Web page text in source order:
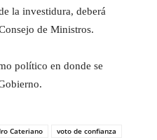
la investidura, deberá
de Ministros.
político en donde se
Cateriano voto de confianza